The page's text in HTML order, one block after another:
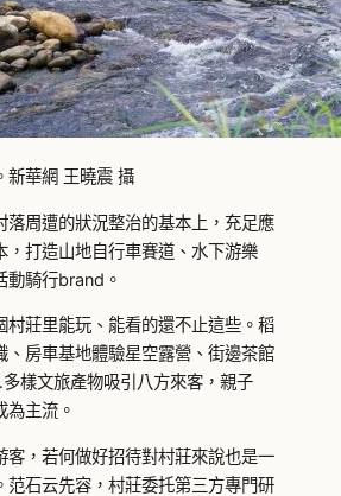
新華網 王曉震 攝
落周遭的狀況整治的基本上，充足應
，打造山地自行車賽道、水下游樂
動騎行brand。
村莊里能玩、能看的還不止這些。稻
、房車基地體驗星空露營、街邊茶館
樣文旅產物吸引八方來客，親子
為主流。
客，若何做好招待對村莊來說也是一
范石云先容，村莊委托第三方專門研